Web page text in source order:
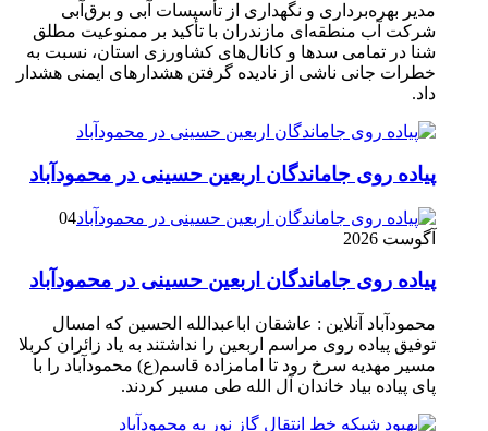
مدیر بهره‌برداری و نگهداری از تأسیسات آبی و برق‌آبی
شرکت آب منطقه‌ای مازندران با تأکید بر ممنوعیت مطلق
شنا در تمامی سدها و کانال‌های کشاورزی استان، نسبت به
خطرات جانی ناشی از نادیده گرفتن هشدارهای ایمنی هشدار
داد.
پیاده روی جاماندگان اربعین حسینی در محمودآباد
04
آگوست 2026
پیاده روی جاماندگان اربعین حسینی در محمودآباد
محمودآباد آنلاین : عاشقان اباعبدالله الحسین که امسال
توفیق پیاده روی مراسم اربعین را نداشتند به یاد زائران کربلا
مسیر مهدیه سرخ رود تا امامزاده قاسم(ع) محمودآباد را با
پای پیاده بیاد خاندان آل الله طی مسیر کردند.